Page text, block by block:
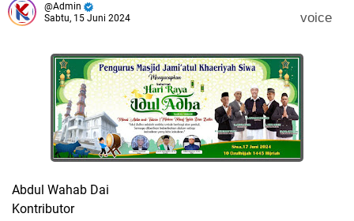
Admin
Sabtu, 15 Juni 2024
voice
Abdul Wahab Dai
Kontributor